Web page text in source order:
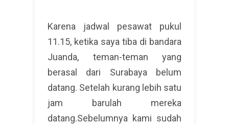
Karena jadwal pesawat pukul
11.15, ketika saya tiba di bandara
Juanda, teman-teman yang
berasal dari Surabaya belum
datang. Setelah kurang lebih satu
jam barulah mereka
datang.Sebelumnya kami sudah